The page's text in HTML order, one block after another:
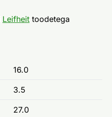
Leifheit toodetega
16.0
3.5
27.0